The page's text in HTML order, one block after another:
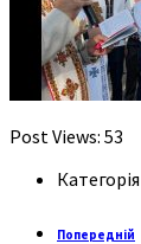
Post Views: 53
Категорія
Попередній